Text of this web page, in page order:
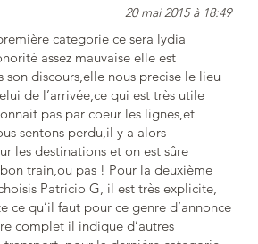
20 mai 2015 à 18:49
categorie ce sera lydia
assez mauvaise elle est
son discours,elle nous precise le lieu
de l’arrivée,ce qui est très utile
pas par coeur les lignes,et
sentons perdu,il y a alors
les destinations et on est sûre
train,ou pas ! Pour la deuxième
Patricio G, il est très explicite,
ce qu’il faut pour ce genre d’annonce
complet il indique d’autres